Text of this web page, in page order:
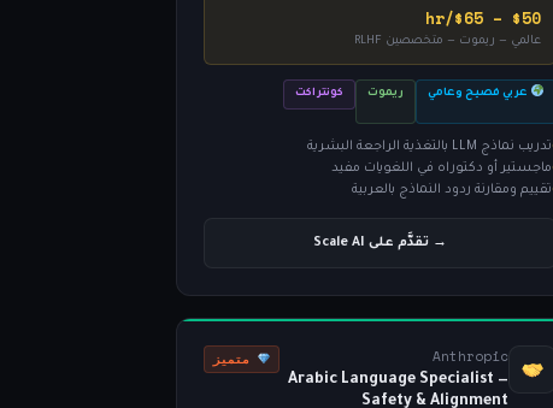
$50 – $65/hr
عالمي — ريموت — متخصصين RLHF
عربي فصيح وعامي ريموت كونتراكت
تدريب نماذج LLM بالتغذية الراجعة البشرية
ماجستير أو دكتوراه في اللغويات مفيد
تقييم ومقارنة ردود النماذج بالعربية
→ تقدَّم على Scale AI
Anthropic
Arabic Language Specialist —
Safety & Alignment
متميز